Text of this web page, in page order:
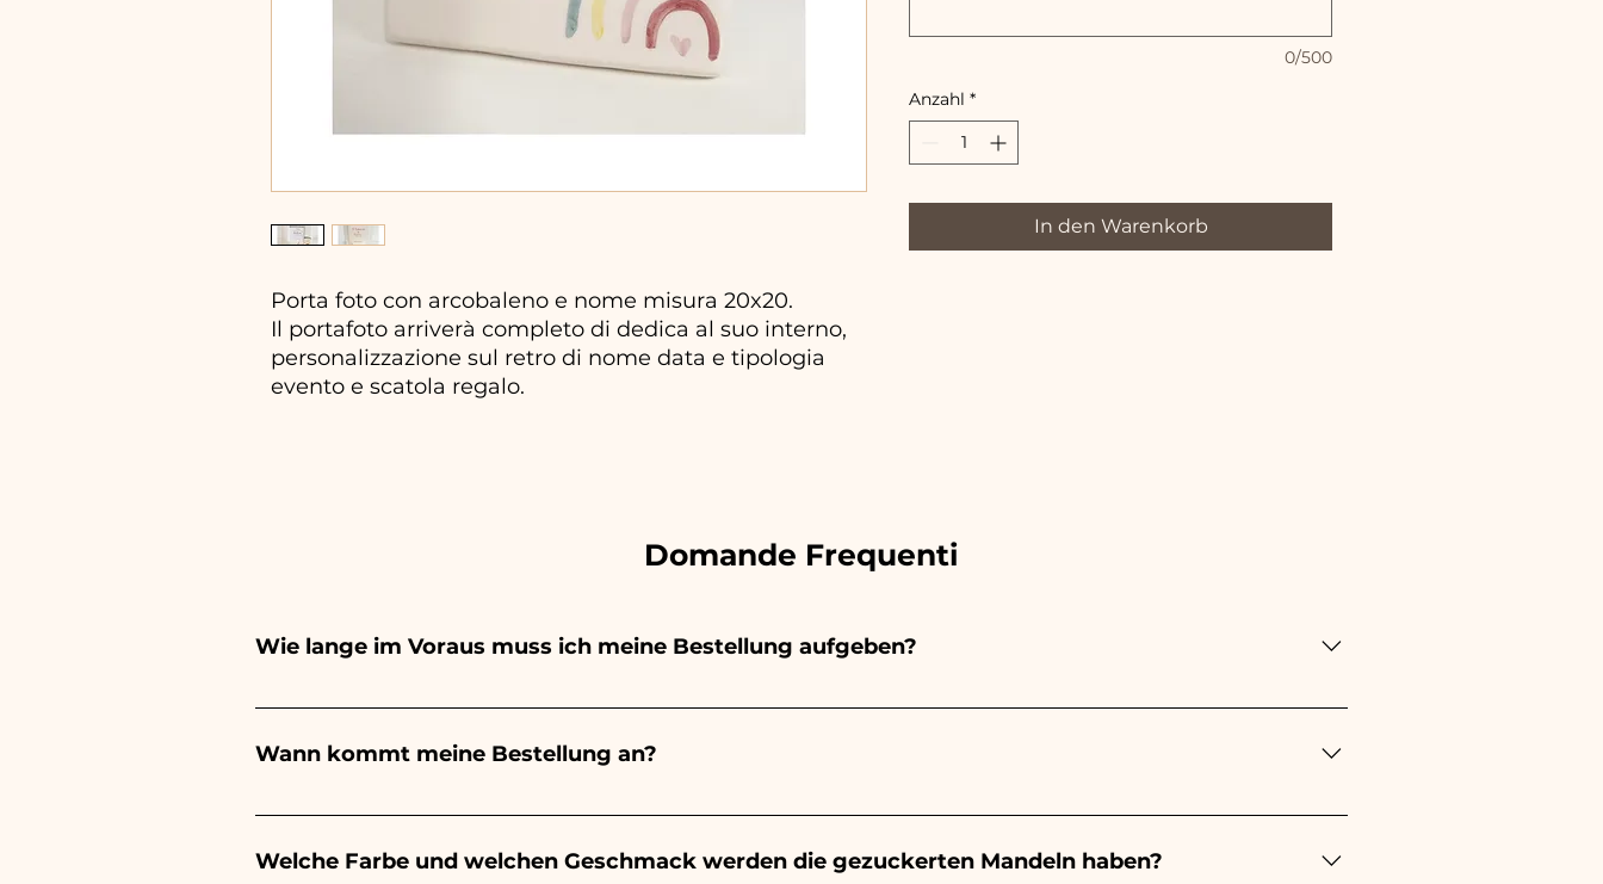
Porta foto con arcobaleno e nome misura 20x20.
Il portafoto arriverà completo di dedica al suo interno,
personalizzazione sul retro di nome data e tipologia
evento e scatola regalo.
0/500
Anzahl *
In den Warenkorb
Domande Frequenti
Wie lange im Voraus muss ich meine Bestellung aufgeben?
Ceramiche Ania kreiert und bemalt vollständig von Hand, daher dauert ihre Herstellung lange! Der Zeitpunkt
Ihrer Veranstaltung aufzugeben. Wenn Ihre Veranstaltung vor den angegebenen Zeiten stattfindet, kontaktieren
Wann kommt meine Bestellung an?
Der Eingang der Bestellung ist 10/15 Tage vor der Veranstaltung garantiert.
Welche Farbe und welchen Geschmack werden die gezuckerten Mandeln haben?